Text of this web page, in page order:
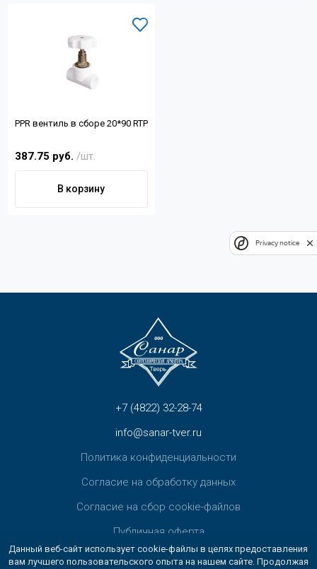
РРR вентиль в сборе 20*90 RTP
387.75 руб. /шт.
В корзину
+7 (4822) 32-28-74
info@sanar-tver.ru
Политика конфиденциальности
Согласие на обработку данных
Согласие на сбор cookie-файлов
Публичная оферта
Возврат товара
Данный веб-сайт использует cookie-файлы в целях предоставления
вам лучшего пользовательского опыта на нашем сайте. Продолжая
Privacy notice